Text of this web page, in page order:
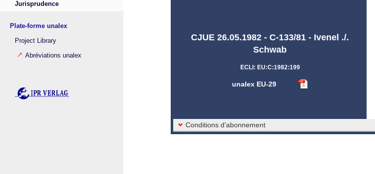
Jurisprudence
Plate-forme unalex
Project Library
Abréviations unalex
CJUE 26.05.1982 - C-133/81 - Ivenel ./.
Schwab
ECLI: EU:C:1982:199
unalex EU-29
Conditions d'abonnement